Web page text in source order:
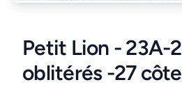
Petit Lion - 23A-
oblitérés -27